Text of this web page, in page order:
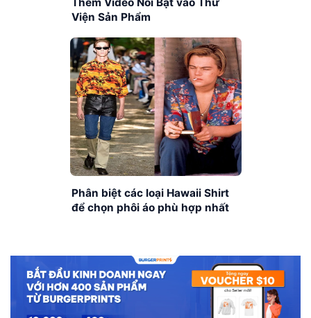
Viện Sản Phẩm
Phân biệt các loại Hawaii Shirt
để chọn phôi áo phù hợp nhất